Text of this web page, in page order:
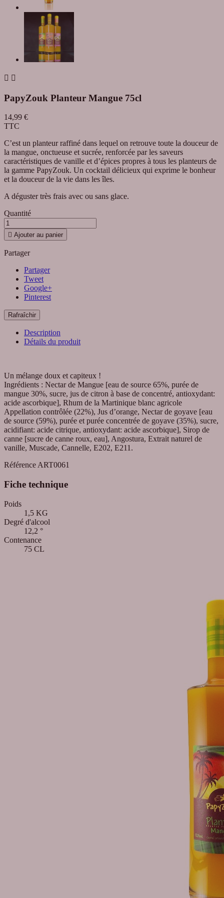
 
PapyZouk Planteur Mangue 75cl
14,99 €
TTC
C’est un planteur raffiné dans lequel on retrouve toute la douceur de
la mangue, onctueuse et sucrée, renforcée par les saveurs
caractéristiques de vanille et d’épices propres à tous les planteurs de
la gamme PapyZouk. Un cocktail délicieux qui exprime le bonheur
et la douceur de la vie dans les îles.
A déguster très frais avec ou sans glace.
Quantité
 Ajouter au panier
Partager
Partager
Tweet
Google+
Pinterest
Description
Détails du produit
Un mélange doux et capiteux !
Ingrédients : Nectar de Mangue [eau de source 65%, purée de
mangue 30%, sucre, jus de citron à base de concentré, antioxydant:
acide ascorbique], Rhum de la Martinique blanc agricole
Appellation contrôlée (22%), Jus d’orange, Nectar de goyave [eau
de source (59%), purée et purée concentrée de goyave (35%), sucre,
acidifiant: acide citrique, antioxydant: acide ascorbique], Sirop de
canne [sucre de canne roux, eau], Angostura, Extrait naturel de
vanille, Muscade, Cannelle, E202, E211.
RéférenceART0061
Fiche technique
Poids
1,5 KG
Degré d'alcool
12,2 °
Contenance
75 CL